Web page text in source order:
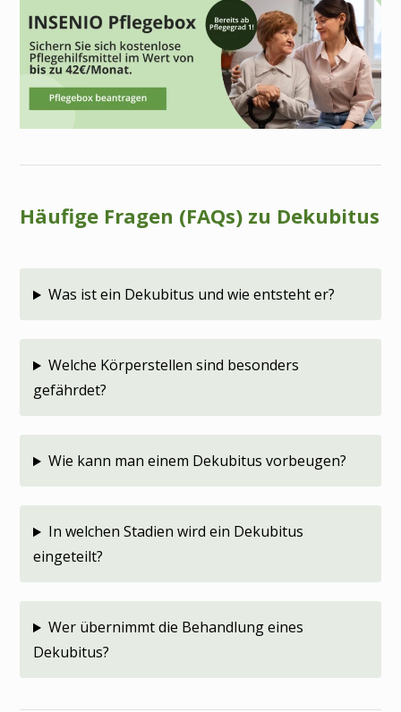
Häufige Fragen (FAQs) zu Dekubitus
Was ist ein Dekubitus und wie entsteht er?
Welche Körperstellen sind besonders
gefährdet?
Wie kann man einem Dekubitus vorbeugen?
In welchen Stadien wird ein Dekubitus
eingeteilt?
Wer übernimmt die Behandlung eines
Dekubitus?